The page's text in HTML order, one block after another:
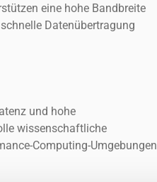
eine hohe Bandbreite
Datenübertragung
und hohe
wissenschaftliche
Computing-Umgebungen